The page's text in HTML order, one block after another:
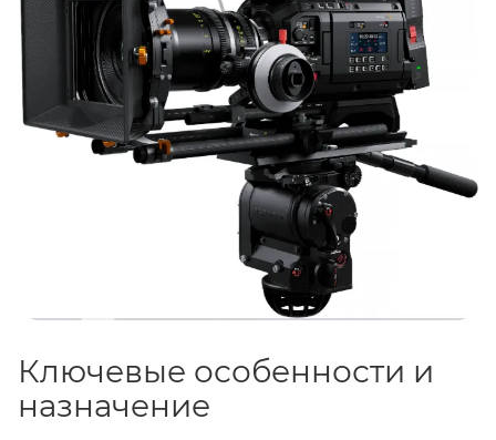
площадке и прямой трансляции.
Ключевые особенности и
назначение